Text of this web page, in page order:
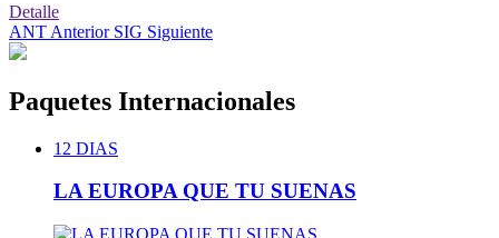
Detalle
ANT Anterior SIG Siguiente
Paquetes Internacionales
12 DIAS
LA EUROPA QUE TU SUENAS